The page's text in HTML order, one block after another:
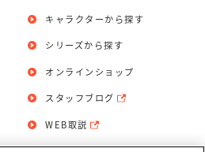
キャラクターから探す
シリーズから探す
オンラインショップ
スタッフブログ
WEB取説